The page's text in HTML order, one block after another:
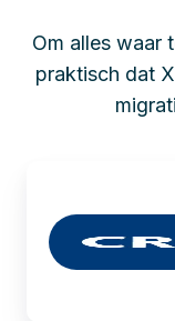
Om alles waar
praktisch dat